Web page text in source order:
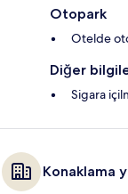
Otopark
Otelde
Diğer
Sigara
Konaklama